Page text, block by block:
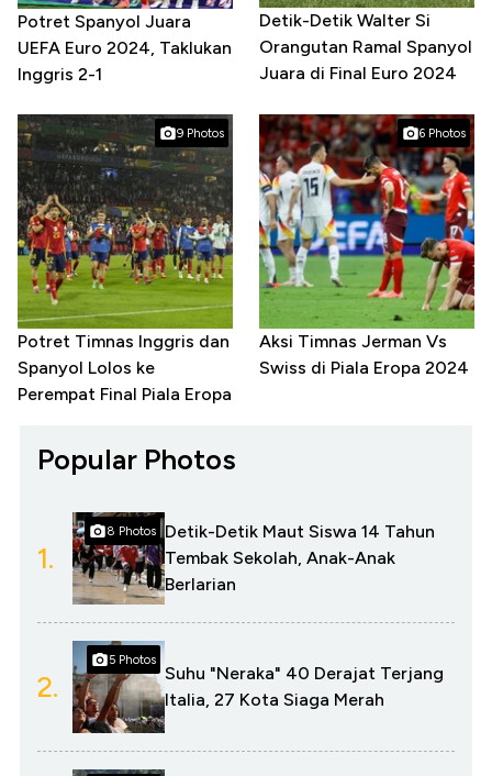
Potret Spanyol Juara
UEFA Euro 2024, Taklukan
Inggris 2-1
Detik-Detik Walter Si
Orangutan Ramal Spanyol
Juara di Final Euro 2024
9 Photos
Potret Timnas Inggris dan
Spanyol Lolos ke
Perempat Final Piala Eropa
6 Photos
Aksi Timnas Jerman Vs
Swiss di Piala Eropa 2024
Popular Photos
1.
8 Photos
Detik-Detik Maut Siswa 14 Tahun
Tembak Sekolah, Anak-Anak
Berlarian
2.
5 Photos
Suhu "Neraka" 40 Derajat Terjang
Italia, 27 Kota Siaga Merah